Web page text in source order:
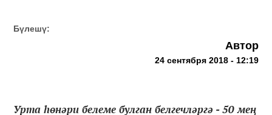
Бүлешү:
Автор
24 сентября 2018 - 12:19
Урта һөнәри белеме булган белгечләргә - 50 мең